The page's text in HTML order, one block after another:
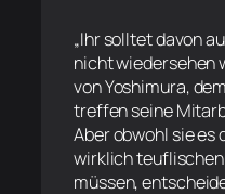
„Ihr solltet davon
nicht wiedersehen
von Yoshimura,
treffen seine
Aber obwohl sie es
wirklich
müssen,